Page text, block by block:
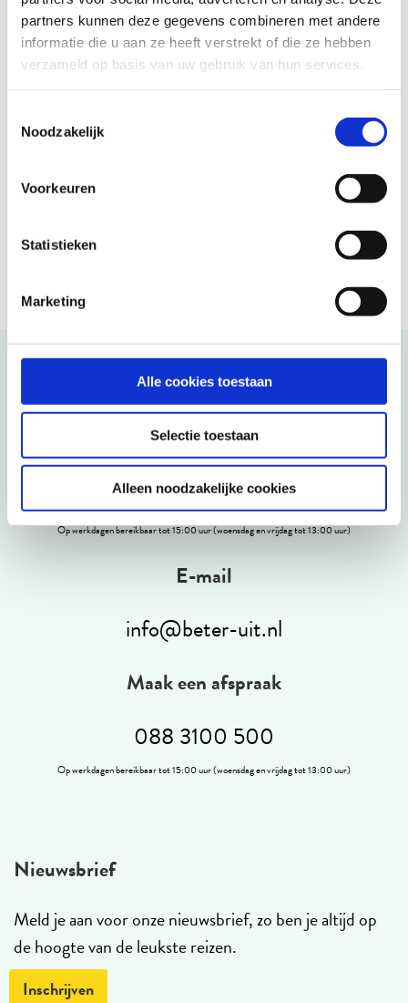
partners kunnen deze gegevens combineren met andere
informatie die u aan ze heeft verstrekt of die ze hebben
verzameld op basis van uw gebruik van hun services.
Noodzakelijk
Voorkeuren
Statistieken
Marketing
Alle cookies toestaan
Selectie toestaan
Alleen noodzakelijke cookies
45 jaar vertrouwd
Reizen in eigen sfeer
Kunnen wij u helpen?
Telefonisch
088 3100 500
Op werkdagen bereikbaar tot 15:00 uur (woensdag en vrijdag tot 13:00 uur)
E-mail
info@beter-uit.nl
Maak een afspraak
088 3100 500
Op werkdagen bereikbaar tot 15:00 uur (woensdag en vrijdag tot 13:00 uur)
Nieuwsbrief
Meld je aan voor onze nieuwsbrief, zo ben je altijd op
de hoogte van de leukste reizen.
Inschrijven